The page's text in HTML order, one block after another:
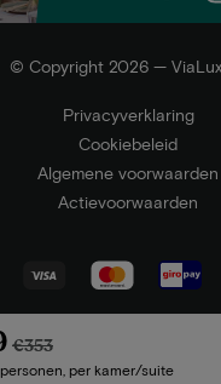
€353
per kamer/suite
© Copyright 2026 —
Privacyverklaring
Cookiebeleid
Algemene voorwaarden
Actievoorwaarden